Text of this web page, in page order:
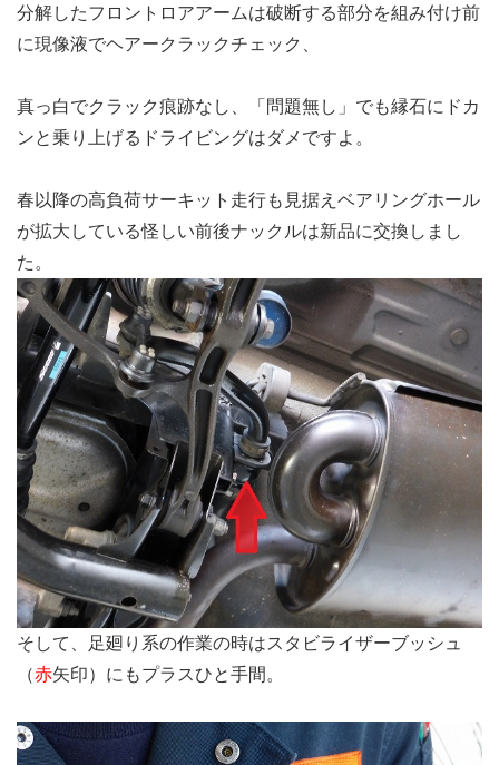
分解したフロントロアアームは破断する部分を組み付け前
に現像液でヘアークラックチェック、
真っ白でクラック痕跡なし、「問題無し」でも縁石にドカ
ンと乗り上げるドライビングはダメですよ。
春以降の高負荷サーキット走行も見据えベアリングホール
が拡大している怪しい前後ナックルは新品に交換しまし
た。
そして、足廻り系の作業の時はスタビライザーブッシュ
（赤矢印）にもプラスひと手間。